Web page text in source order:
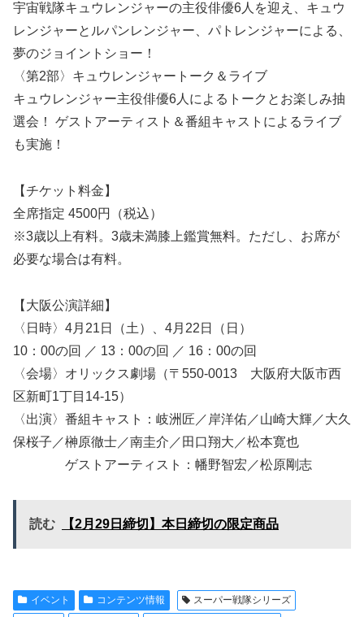
宇宙戦隊キュウレンジャーの主役俳優6人を迎え、キュウ
レンジャーとルパンレンジャー、パトレンジャーによる、
夢のジョイントショー！
〈第2部〉キュウレンジャートーク＆ライブ
キュウレンジャー主役俳優6人によるトークとお楽しみ抽
選会！ ゲストアーティスト＆番組キャストによるライブ
も実施！
【チケット料金】
全席指定 4500円（税込）
※3歳以上有料。3歳未満膝上鑑賞無料。ただし、お席が
必要な場合は有料。
【大阪公演詳細】
〈日時〉4月21日（土）、4月22日（日）
10：00の回 ／ 13：00の回 ／ 16：00の回
〈会場〉オリックス劇場（〒550-0013 大阪府大阪市西
区新町1丁目14-15）
〈出演〉番組キャスト：岐洲匠／岸洋佑／山崎大輝／大久
保桜子／榊原徹士／南圭介／田口翔大／松本寛也
ゲストアーティスト：幡野智宏／松原剛志
読む 【2月29日締切】本日締切の限定商品
イベント コンテンツ情報
スーパー戦隊シリーズ